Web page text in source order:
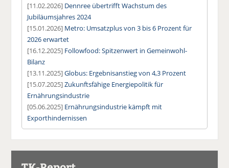
[11.02.2026] Dennree übertrifft Wachstum des
Jubiläumsjahres 2024
[15.01.2026] Metro: Umsatzplus von 3 bis 6 Prozent für
2026 erwartet
[16.12.2025] Followfood: Spitzenwert in Gemeinwohl-
Bilanz
[13.11.2025]Globus: Ergebnisanstieg von 4,3 Prozent
[15.07.2025]Zukunftsfähige Energiepolitik für
Ernährungsindustrie
[05.06.2025] Ernährungsindustrie kämpft mit
Exporthindernissen